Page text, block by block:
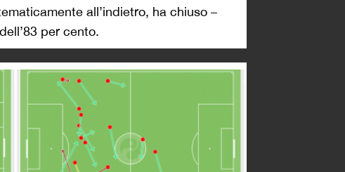
all’indietro, ha chiuso –
dell’83 per cento.